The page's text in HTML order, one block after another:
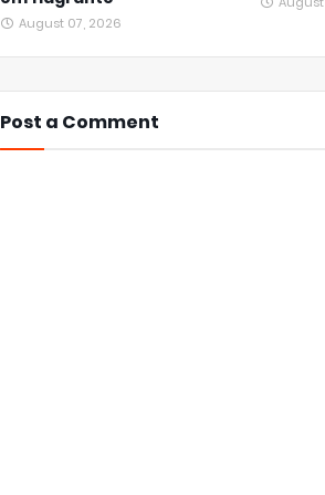
August 07, 2026
Post a Comment